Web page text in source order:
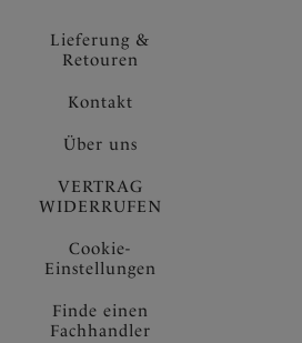
Lieferung &
Retouren
Kontakt
Über uns
VERTRAG
WIDERRUFEN
Cookie-
Einstellungen
Finde einen
Fachhandler